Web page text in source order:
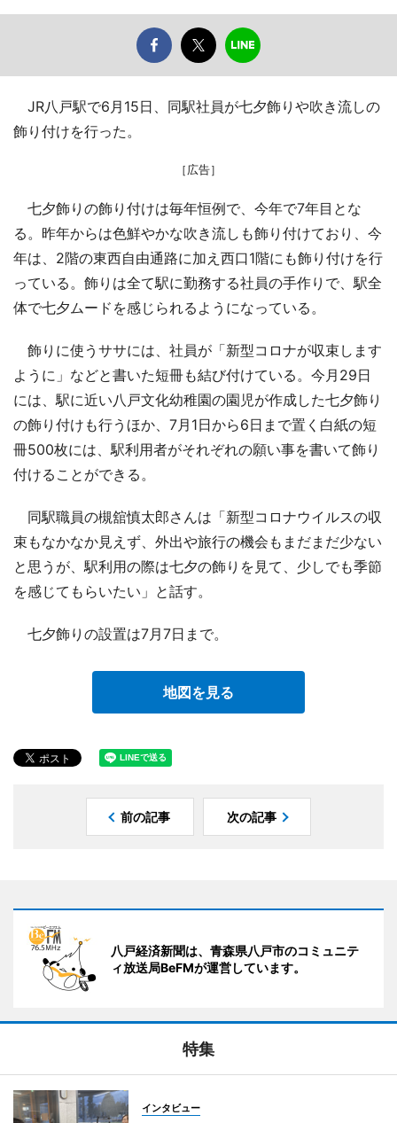
JR八戸駅で6月15日、同駅社員が七夕飾りや吹き流しの
飾り付けを行った。
［広告］
七夕飾りの飾り付けは毎年恒例で、今年で7年目とな
る。昨年からは色鮮やかな吹き流しも飾り付けており、今
年は、2階の東西自由通路に加え西口1階にも飾り付けを行
っている。飾りは全て駅に勤務する社員の手作りで、駅全
体で七夕ムードを感じられるようになっている。
飾りに使うササには、社員が「新型コロナが収束します
ように」などと書いた短冊も結び付けている。今月29日
には、駅に近い八戸文化幼稚園の園児が作成した七夕飾り
の飾り付けも行うほか、7月1日から6日まで置く白紙の短
冊500枚には、駅利用者がそれぞれの願い事を書いて飾り
付けることができる。
同駅職員の槻舘慎太郎さんは「新型コロナウイルスの収
束もなかなか見えず、外出や旅行の機会もまだまだ少ない
と思うが、駅利用の際は七夕の飾りを見て、少しでも季節
を感じてもらいたい」と話す。
七夕飾りの設置は7月7日まで。
地図を見る
前の記事 次の記事
八戸経済新聞は、青森県八戸市のコミュニテ
ィ放送局BeFMが運営しています。
特集
インタビュー